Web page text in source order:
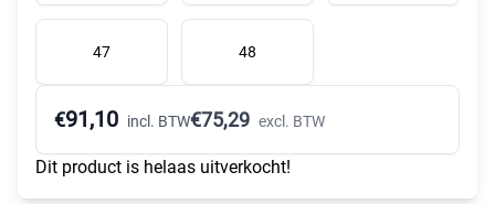
47 48
€91,10 incl. BTW€75,29 excl. BTW
Dit product is helaas uitverkocht!